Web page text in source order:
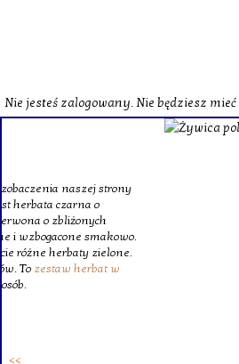
Nie jesteś zalogowany. Nie będziesz